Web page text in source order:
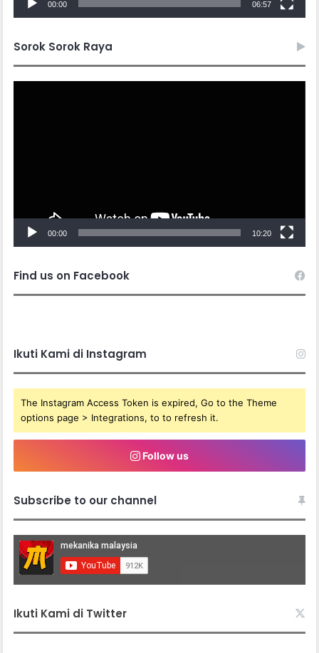
00:00 06:57
Sorok Sorok Raya
00:00 10:20
Find us on Facebook
Ikuti Kami di Instagram
The Instagram Access Token is expired, Go to the Theme
options page > Integrations, to to refresh it.
Follow us
Subscribe to our channel
Ikuti Kami di Twitter